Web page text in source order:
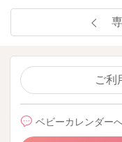
専
ご利
ベビーカレンダー